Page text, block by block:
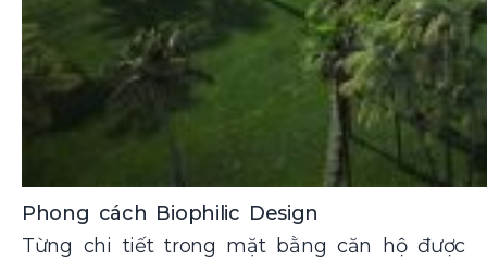
Phong cách Biophilic Design
Từng chi tiết trong mặt bằng căn hộ được